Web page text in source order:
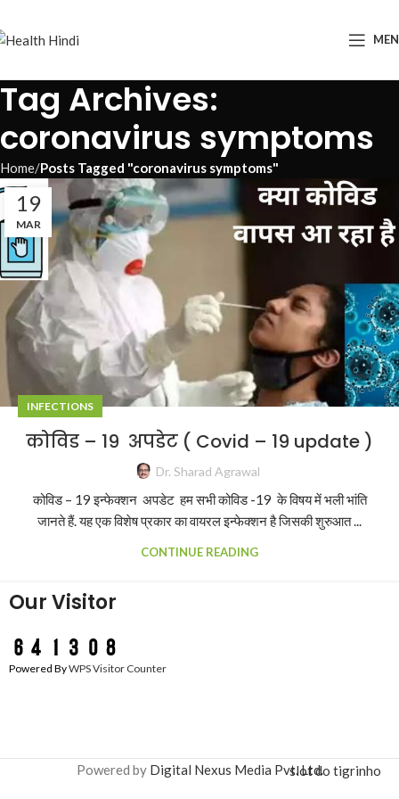
Tag Archives:
coronavirus symptoms
Home Posts Tagged "coronavirus symptoms"
19
MAR
INFECTIONS
कोविड – 19 अपडेट ( Covid – 19 update )
Dr. Sharad Agrawal
कोविड – 19 इन्फेक्शन अपडेट हम सभी कोविड -19 के विषय में भली भांति
जानते हैं. यह एक विशेष प्रकार का वायरल इन्फेक्शन है जिसकी शुरुआत ...
CONTINUE READING
Our Visitor
Powered ByWPS Visitor Counter
Powered by Digital Nexus Media Pvt. Ltd.slot do tigrinho